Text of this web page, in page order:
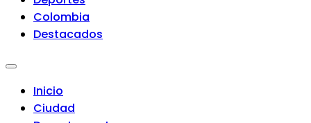
Colombia
Destacados
Inicio
Ciudad